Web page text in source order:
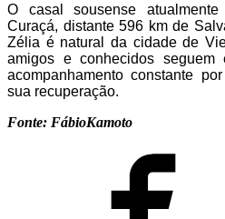
O casal sousense
Curaçá, distante 596 km de
Zélia é natural da cidade de
amigos e conhecidos
acompanhamento constante
sua recuperação.
Fonte: FábioKamoto